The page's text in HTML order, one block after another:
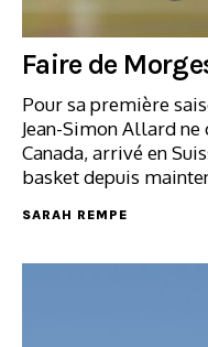
Faire de
Pour sa première
Jean-Simon Allard
Canada, arrivé en
basket depuis
SARAH REMPE